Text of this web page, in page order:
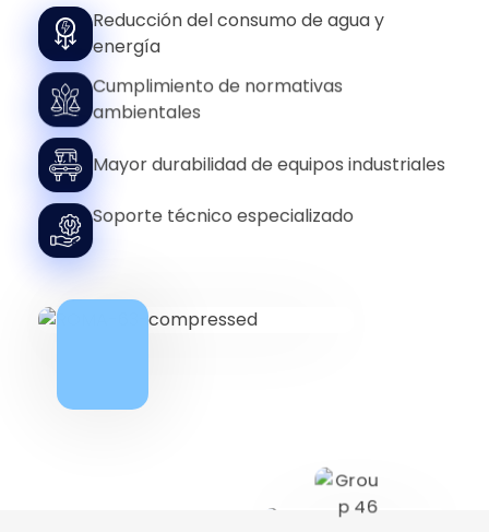
Reducción del consumo de agua y
energía
Cumplimiento de normativas
ambientales
Mayor durabilidad de equipos industriales
Soporte técnico especializado